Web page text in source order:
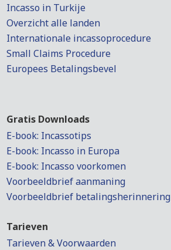
Incasso in Turkije
Overzicht alle landen
Internationale incassoprocedure
Small Claims Procedure
Europees Betalingsbevel
Gratis Downloads
E-book: Incassotips
E-book: Incasso in Europa
E-book: Incasso voorkomen
Voorbeeldbrief aanmaning
Voorbeeldbrief betalingsherinnering
Tarieven
Tarieven & Voorwaarden